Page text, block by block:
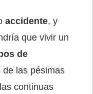
accidente, y
que vivir un
de
de las pésimas
continuas